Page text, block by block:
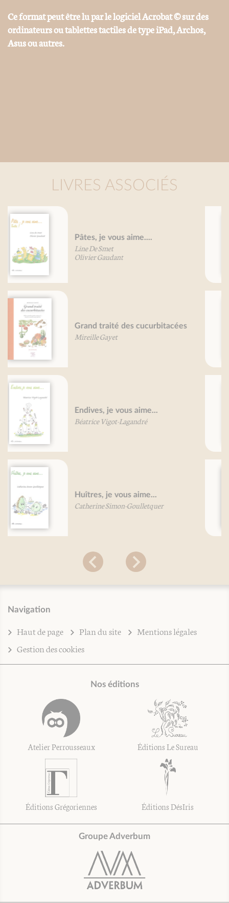
Ce format peut être lu par le logiciel Acrobat © sur des
ordinateurs ou tablettes tactiles de type iPad, Archos,
Asus ou autres.
LIVRES ASSOCIÉS
Petit traité du yaourt
Mireille Gayet
Petit traité de la pomme de terre
et de la frite
Pierre-Brice Lebrun
Petit traité de l'omelette -
nouvelle édition
Béatrice Vigot-Lagandré
Grand traité des herbes
aromatiques
Mireille Gayet
Navigation
Haut de page Plan du site
Mentions légales
Gestion des cookies
Nos éditions
Atelier Perrousseaux Éditions Le Sureau
Éditions Grégoriennes Éditions DésIris
Groupe Adverbum